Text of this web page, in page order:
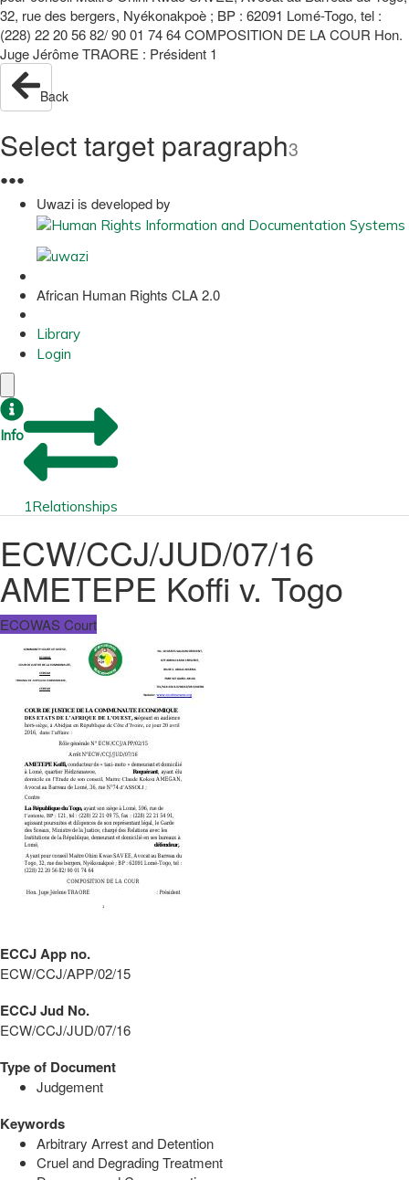
32, rue des bergers, Nyékonakpoè ; BP : 62091 Lomé-Togo, tel :
(228) 22 20 56 82/ 90 01 74 64 COMPOSITION DE LA COUR Hon.
Juge Jérôme TRAORE : Président 1
Back
Select target paragraph3
●●●
Uwazi is developed by
African Human Rights CLA 2.0
Library
Login
Info
1Relationships
ECW/CCJ/JUD/07/16
AMETEPE Koffi v. Togo
ECOWAS Court
ECCJ App no.
ECW/CCJ/APP/02/15
ECCJ Jud No.
ECW/CCJ/JUD/07/16
Type of Document
Judgement
Keywords
Arbitrary Arrest and Detention
Cruel and Degrading Treatment